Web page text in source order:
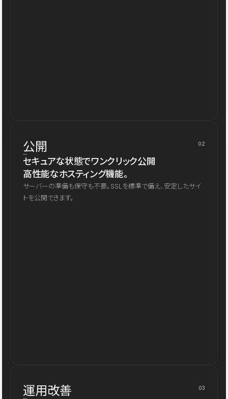
公開 02
セキュアな状態でワンクリック公開
高性能なホスティング機能。
サーバーの準備も保守も不要。SSLを標準で備え、安定したサイ
トを公開できます。
運用改善 03